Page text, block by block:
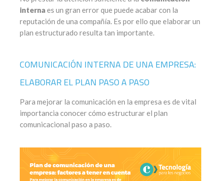
internaes un gran error que puede acabar con la
reputación de una compañía. Es por ello que elaborar un
plan estructurado resulta tan importante.
COMUNICACIÓN INTERNA DE UNA EMPRESA:
ELABORAR EL PLAN PASO A PASO
Para mejorar la comunicación en la empresa es de vital
importancia conocer cómo estructurar el plan
comunicacional paso a paso.